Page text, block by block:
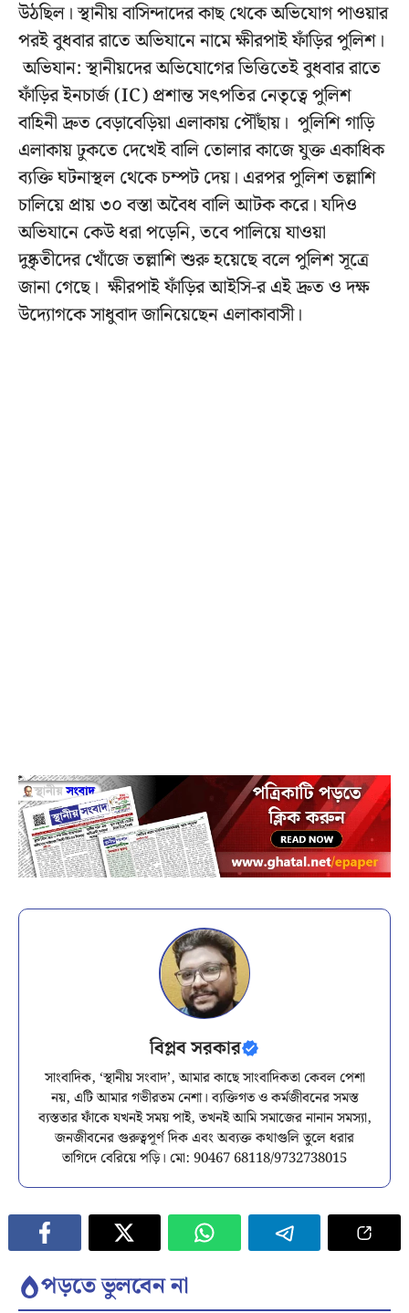
উঠছিল। স্থানীয় বাসিন্দাদের কাছ থেকে অভিযোগ পাওয়ার
পরই বুধবার রাতে অভিযানে নামে ক্ষীরপাই ফাঁড়ির পুলিশ।
অভিযান: স্থানীয়দের অভিযোগের ভিত্তিতেই বুধবার রাতে
ফাঁড়ির ইনচার্জ (IC) প্রশান্ত সৎপতির নেতৃত্বে পুলিশ
বাহিনী দ্রুত বেড়াবেড়িয়া এলাকায় পৌঁছায়। পুলিশি গাড়ি
এলাকায় ঢুকতে দেখেই বালি তোলার কাজে যুক্ত একাধিক
ব্যক্তি ঘটনাস্থল থেকে চম্পট দেয়। এরপর পুলিশ তল্লাশি
চালিয়ে প্রায় ৩০ বস্তা অবৈধ বালি আটক করে। যদিও
অভিযানে কেউ ধরা পড়েনি, তবে পালিয়ে যাওয়া
দুষ্কৃতীদের খোঁজে তল্লাশি শুরু হয়েছে বলে পুলিশ সূত্রে
জানা গেছে। ক্ষীরপাই ফাঁড়ির আইসি-র এই দ্রুত ও দক্ষ
উদ্যোগকে সাধুবাদ জানিয়েছেন এলাকাবাসী।
বিপ্লব সরকার
সাংবাদিক, ‘স্থানীয় সংবাদ’, আমার কাছে সাংবাদিকতা কেবল পেশা
নয়, এটি আমার গভীরতম নেশা। ব্যক্তিগত ও কর্মজীবনের সমস্ত
ব্যস্ততার ফাঁকে যখনই সময় পাই, তখনই আমি সমাজের নানান সমস্যা,
জনজীবনের গুরুত্বপূর্ণ দিক এবং অব্যক্ত কথাগুলি তুলে ধরার
তাগিদে বেরিয়ে পড়ি। মো: 90467 68118/9732738015
পড়তে ভুলবেন না